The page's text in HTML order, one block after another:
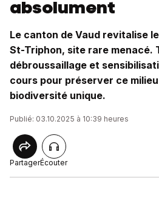
absolument
Le canton de Vaud revitalise
St-Triphon, site rare menacé.
débroussaillage et
cours pour préserver ce
biodiversité unique.
Publié: 03.10.2025 à 10:39 heures
PartagerÉcouter